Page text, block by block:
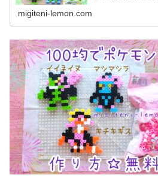
migiteni-lemon.com